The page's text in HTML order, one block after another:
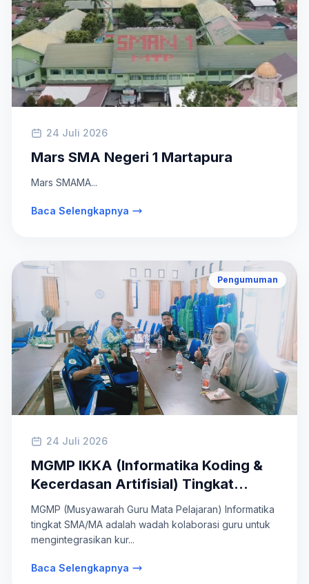
24 Juli 2026
Mars SMA Negeri 1 Martapura
Mars SMAMA...
Baca Selengkapnya
Pengumuman
24 Juli 2026
MGMP IKKA (Informatika Koding &
Kecerdasan Artifisial) Tingkat
SMA/MA
MGMP (Musyawarah Guru Mata Pelajaran) Informatika
tingkat SMA/MA adalah wadah kolaborasi guru untuk
mengintegrasikan kur...
Baca Selengkapnya